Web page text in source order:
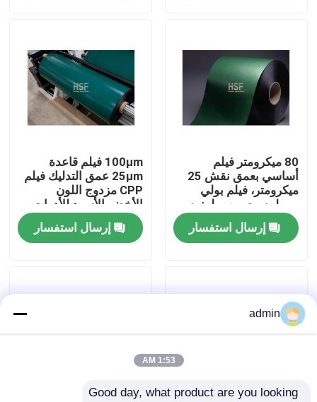
أشرطة فيديو
حول بنا
جولة في المعمل
ضبط الجودة
طلب اقتباس
فيلم البولي إيثيلين منخفض الكثافة
80 ميكرومتر فيلم
أساسي بعمق نقش 25
ميكرومتر، فيلم بولي
بروبلين مصبوب بلونين
أخضر-أسود للعلامات
الصناعيةإرسال استفسار
100μm فيلم قاعدة
25μm عمق التدليك فيلم
CPP مزدوج اللون
الأخضر الأسود للأدوات
المكتوبة الممتازة
والتغليف الصناعي
إرسال استفسار
admin
1:53 AM
Good day, what product are you looking